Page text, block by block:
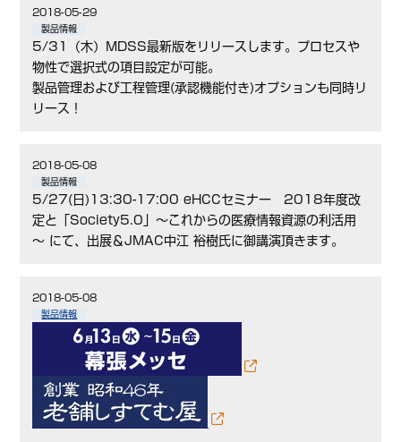
2018-05-29
製品情報
5/31（木）MDSS最新版をリリースします。プロセスや
物性で選択式の項目設定が可能。
製品管理および工程管理(承認機能付き)オプションも同時リ
リース！
2018-05-08
製品情報
5/27(日)13:30-17:00 eHCCセミナー 2018年度改
定と「Society5.0」～これからの医療情報資源の利活用
～ にて、出展＆JMAC中江 裕樹氏に御講演頂きます。
2018-05-08
製品情報